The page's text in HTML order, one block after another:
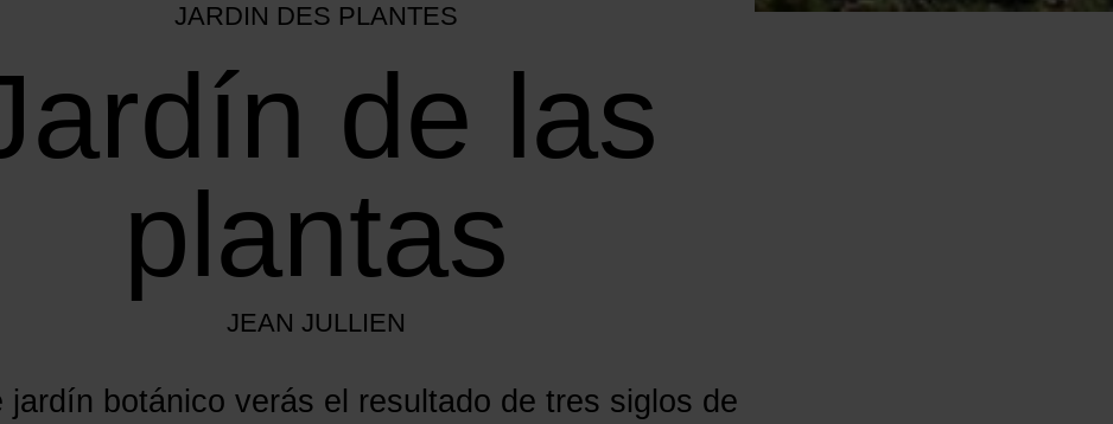
JARDIN DES PLANTES
de las
plantas
JEAN JULLIEN
jardín botánico verás el resultado de tres siglos de